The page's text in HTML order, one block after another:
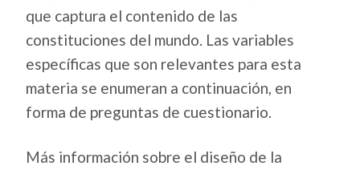
que captura el contenido de las
constituciones del mundo. Las variables
específicas que son relevantes para esta
materia se enumeran a continuación, en
forma de preguntas de cuestionario.
Más información sobre el diseño de la